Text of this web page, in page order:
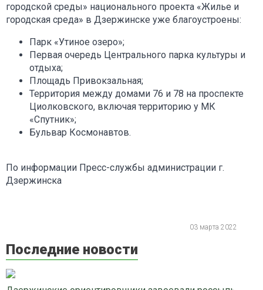
городской среды» национального проекта «Жилье и
городская среда» в Дзержинске уже благоустроены:
Парк «Утиное озеро»;
Первая очередь Центрального парка культуры и
отдыха;
Площадь Привокзальная;
Территория между домами 76 и 78 на проспекте
Циолковского, включая территорию у МК
«Спутник»;
Бульвар Космонавтов.
По информации Пресс-службы администрации г.
Дзержинска
03 марта 2022
Последние новости